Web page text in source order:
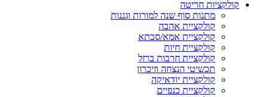
קולקציות חריטה
מתנות סוף שנה למורות וגננות
קולקציית אהבה
קולקציית אמא/סבתא
קולקציית חיות
קולקציית חרבות ברזל
תכשיטי הנצחה וזיכרון
קולקציית יודאיקה
קולקציית כנפיים